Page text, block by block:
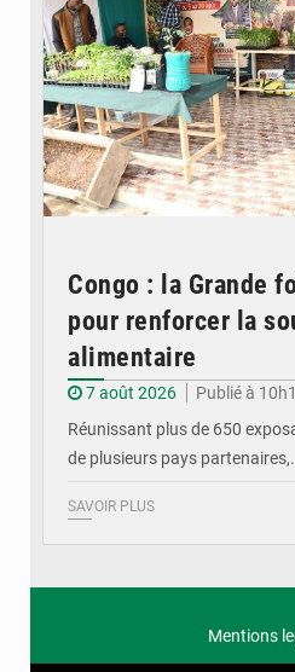
Congo : la Grande
pour renforcer la
alimentaire
7 août 2026
Publié à
Réunissant plus de 650
de plusieurs pays
SAVOIR PLUS
Mentions